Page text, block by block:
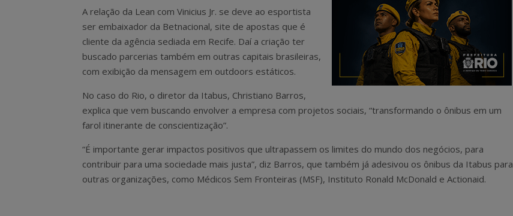
A relação da Lean com Vinicius Jr. se deve ao esportista
ser embaixador da Betnacional, site de apostas que é
cliente da agência sediada em Recife. Daí a criação ter
buscado parcerias também em outras capitais brasileiras,
com exibição da mensagem em outdoors estáticos.
No caso do Rio, o diretor da Itabus, Christiano Barros,
explica que vem buscando envolver a empresa com projetos sociais, “transformando o ônibus em um
farol itinerante de conscientização”.
“É importante gerar impactos positivos que ultrapassem os limites do mundo dos negócios, para
contribuir para uma sociedade mais justa”, diz Barros, que também já adesivou os ônibus da Itabus para
outras organizações, como Médicos Sem Fronteiras (MSF), Instituto Ronald McDonald e Actionaid.